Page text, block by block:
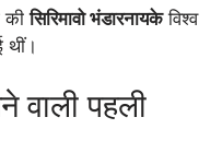
कीसिरिमावो भंडारनायकेविश्व
थीं।
वाली पहली